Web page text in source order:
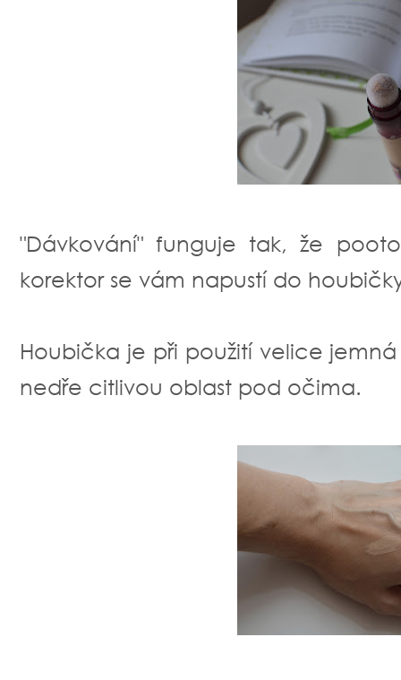
"Dávkování" funguje tak, že
korektor se vám napustí do
Houbička je při použití velice
nedře citlivou oblast pod očima.